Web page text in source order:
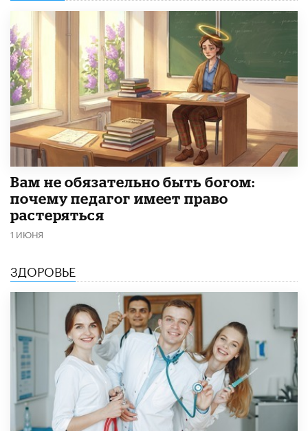
​Вам не обязательно быть богом:
почему педагог имеет право
растеряться
1 ИЮНЯ
ЗДОРОВЬЕ